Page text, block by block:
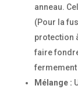
anneau.
(Pour la
protection
faire
Mélange :